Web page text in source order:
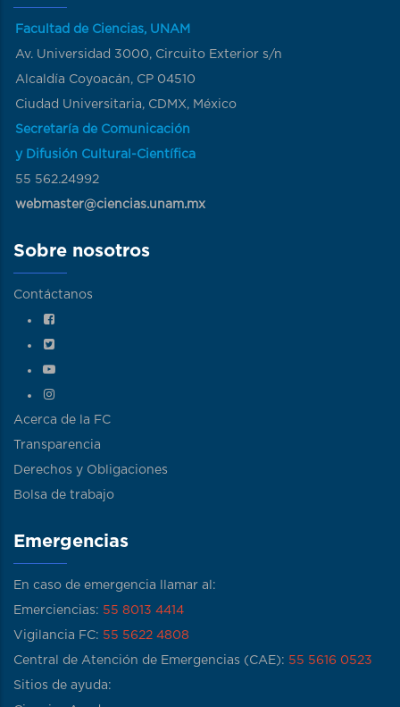
Facultad de Ciencias, UNAM
Av. Universidad 3000, Circuito Exterior s/n
Alcaldía Coyoacán, CP 04510
Ciudad Universitaria, CDMX, México
Secretaría de Comunicación
y Difusión Cultural-Científica
55 562.24992
webmaster@ciencias.unam.mx
Sobre nosotros
Contáctanos
Acerca de la FC
Transparencia
Derechos y Obligaciones
Bolsa de trabajo
Emergencias
En caso de emergencia llamar al:
Emerciencias: 55 8013 4414
Vigilancia FC: 55 5622 4808
Central de Atención de Emergencias (CAE): 55 5616 0523
Sitios de ayuda: